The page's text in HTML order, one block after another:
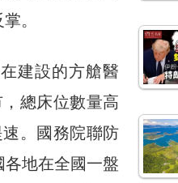
。
建設的方艙醫
總床位數量高
。國務院聯防
地在全國一盤